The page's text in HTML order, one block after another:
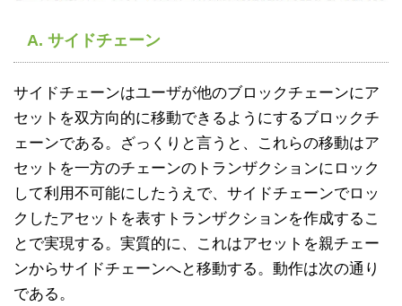
A. サイドチェーン
サイドチェーンはユーザが他のブロックチェーンにア
セットを双方向的に移動できるようにするブロックチ
ェーンである。ざっくりと言うと、これらの移動はア
セットを一方のチェーンのトランザクションにロック
して利用不可能にしたうえで、サイドチェーンでロッ
クしたアセットを表すトランザクションを作成するこ
とで実現する。実質的に、これはアセットを親チェー
ンからサイドチェーンへと移動する。動作は次の通り
である。